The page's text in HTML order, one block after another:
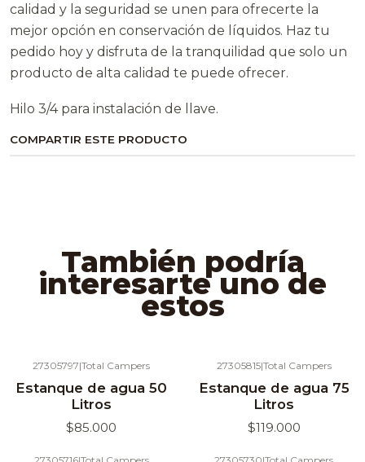
calidad y la seguridad se unen para ofrecerte la
mejor opción en conservación de líquidos. Haz tu
pedido hoy y disfruta de la tranquilidad que solo un
producto de alta calidad te puede ofrecer.
Hilo 3/4 para instalación de llave.
COMPARTIR ESTE PRODUCTO
También podría
interesarte uno de
estos
27305797|Total Campers
Estanque de agua 50
Litros
$85.000
27305815|Total Campers
Estanque de agua 75
Litros
$119.000